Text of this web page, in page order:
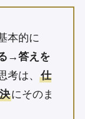
本的に
→答えを
考は、 仕
にそのま